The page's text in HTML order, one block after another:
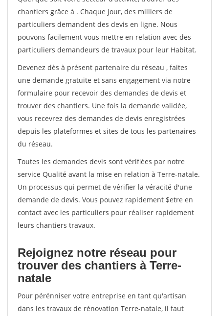
chantiers grâce à . Chaque jour, des milliers de
particuliers demandent des devis en ligne. Nous
pouvons facilement vous mettre en relation avec des
particuliers demandeurs de travaux pour leur Habitat.
Devenez dès à présent partenaire du réseau , faites
une demande gratuite et sans engagement via notre
formulaire pour recevoir des demandes de devis et
trouver des chantiers. Une fois la demande validée,
vous recevrez des demandes de devis enregistrées
depuis les plateformes et sites de tous les partenaires
du réseau.
Toutes les demandes devis sont vérifiées par notre
service Qualité avant la mise en relation à Terre-natale.
Un processus qui permet de vérifier la véracité d'une
demande de devis. Vous pouvez rapidement $etre en
contact avec les particuliers pour réaliser rapidement
leurs chantiers travaux.
Rejoignez notre réseau pour
trouver des chantiers à Terre-
natale
Pour pérénniser votre entreprise en tant qu'artisan
dans les travaux de rénovation Terre-natale, il faut